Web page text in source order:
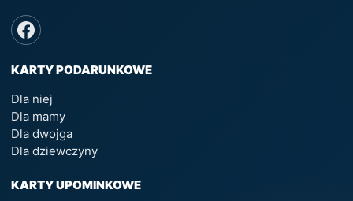
KARTY PODARUNKOWE
Dla niej
Dla mamy
Dla dwojga
Dla dziewczyny
KARTY UPOMINKOWE